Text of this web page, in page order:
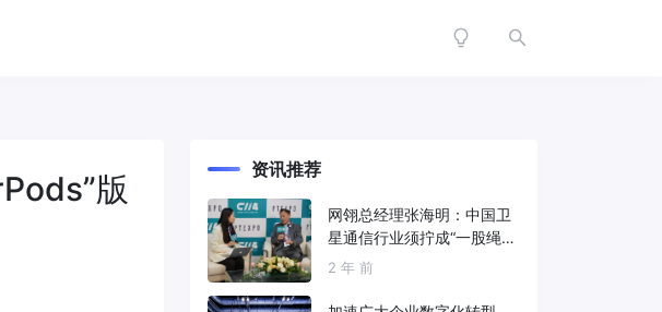
版
资讯推荐
网翎总经理张海明：中国卫
星通信行业须拧成“一股绳”
共同打造垂直产业链
2 年 前